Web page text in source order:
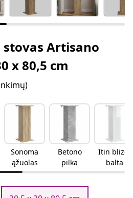
Artisano
x 80,5 cm
Sonoma
ąžuolas
Betono
pilka
Itin blizgi
balta